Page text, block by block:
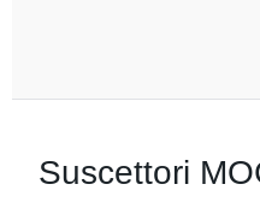
Suscettori